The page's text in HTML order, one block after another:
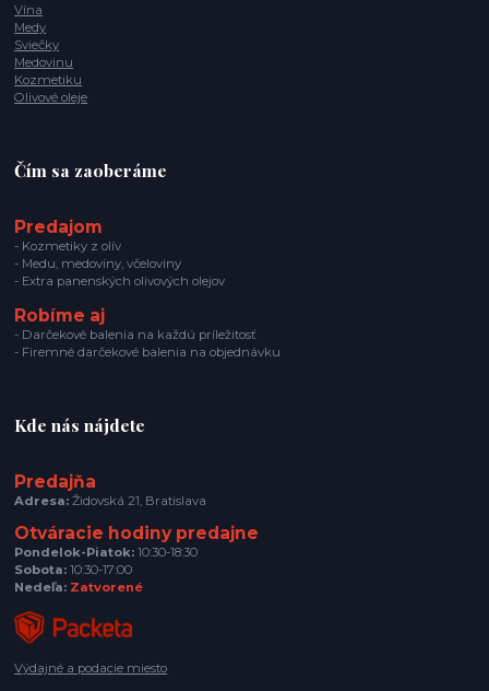
Vína
Medy
Sviečky
Medovinu
Kozmetiku
Olivové oleje
Čím sa zaoberáme
Predajom
- Kozmetiky z olív
- Medu, medoviny, včeloviny
- Extra panenských olivových olejov
Robíme aj
- Darčekové balenia na každú príležitosť
- Firemné darčekové balenia na objednávku
Kde nás nájdete
Predajňa
Adresa: Židovská 21, Bratislava
Otváracie hodiny predajne
Pondelok-Piatok: 10:30-18:30
Sobota: 10:30-17:00
Nedeľa: Zatvorené
Výdajné a podacie miesto